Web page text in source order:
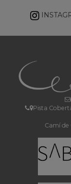
Pista
Camí de